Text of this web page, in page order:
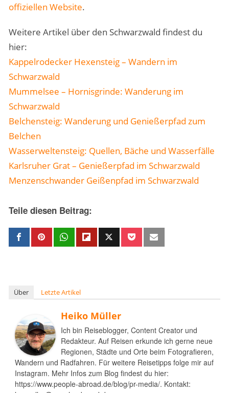
offiziellen Website.
Weitere Artikel über den Schwarzwald findest du
hier:
Kappelrodecker Hexensteig – Wandern im
Schwarzwald
Mummelsee – Hornisgrinde: Wanderung im
Schwarzwald
Belchensteig: Wanderung und Genießerpfad zum
Belchen
Wasserweltensteig: Quellen, Bäche und Wasserfälle
Karlsruher Grat – Genießerpfad im Schwarzwald
Menzenschwander Geißenpfad im Schwarzwald
Teile diesen Beitrag:
Über Letzte Artikel
Heiko Müller
Ich bin Reiseblogger, Content Creator und
Redakteur. Auf Reisen erkunde ich gerne neue
Regionen, Städte und Orte beim Fotografieren,
Wandern und Radfahren. Für weitere Reisetipps folge mir auf
Instagram. Mehr Infos zum Blog findest du hier:
https://www.people-abroad.de/blog/pr-media/. Kontakt: